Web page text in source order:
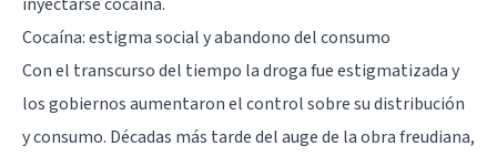
Cocaína: estigma social y abandono del consumo
Con el transcurso del tiempo la droga fue estigmatizada y
los gobiernos aumentaron el control sobre su distribución
y consumo. Décadas más tarde del auge de la obra freudiana,